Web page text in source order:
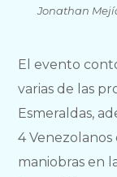
Jonathan
El evento
varias de las
Esmeraldas,
4
maniobras en